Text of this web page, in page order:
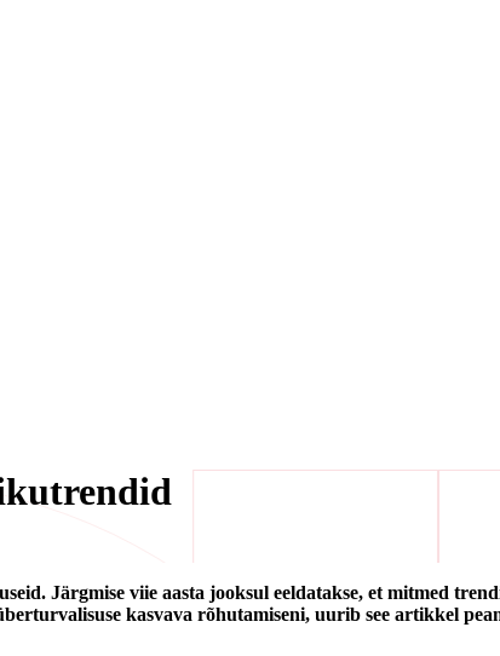
Järgmise viie aasta jooksul eeldatakse, et mitmed
kasvava rõhutamiseni, uurib see artikkel